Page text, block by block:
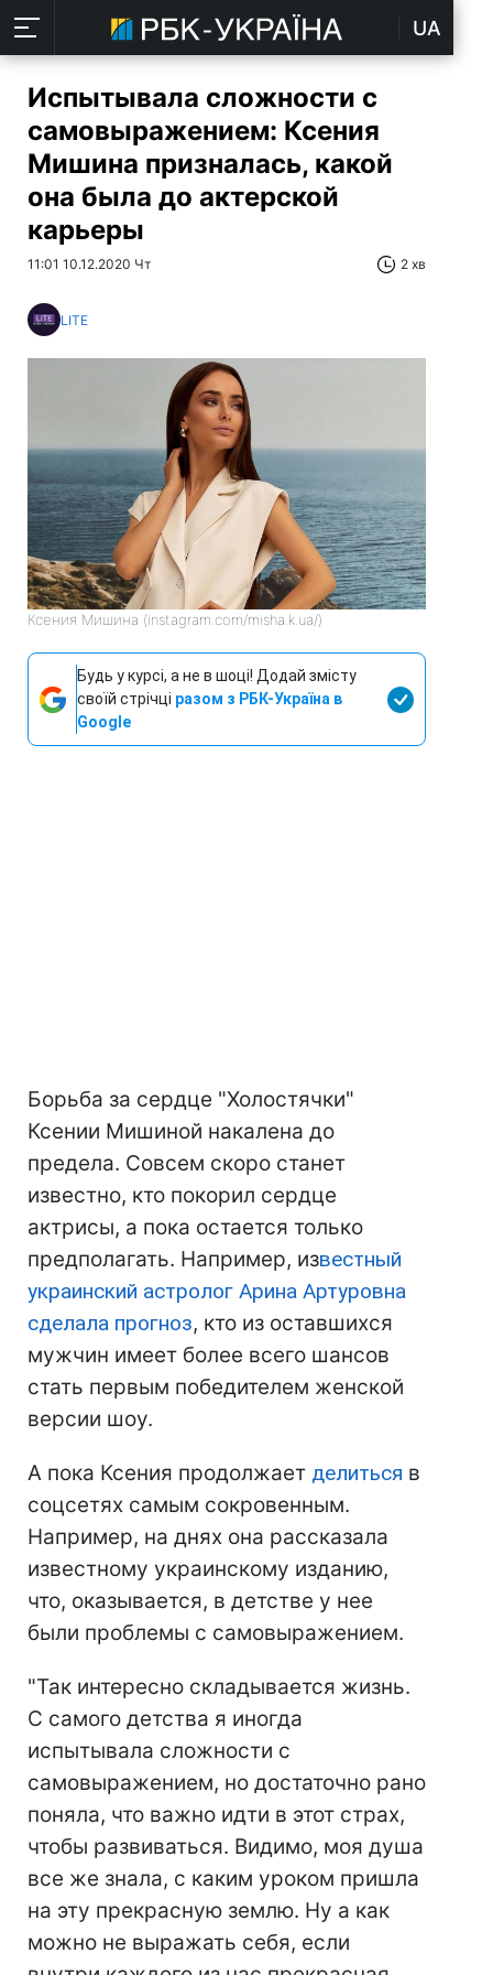
UA
Испытывала сложности с
самовыражением: Ксения
Мишина призналась, какой
она была до актерской
карьеры
11:01 10.12.2020 Чт 2 хв
LITE
Ксения Мишина (instagram.com/misha.k.ua/)
Будь у курсі, а не в шоці! Додай змісту
своїй стрічці разом з РБК-Україна в
Google
Борьба за сердце "Холостячки"
Ксении Мишиной накалена до
предела. Совсем скоро станет
известно, кто покорил сердце
актрисы, а пока остается только
предполагать. Например, известный
украинский астролог Арина Артуровна
сделала прогноз, кто из оставшихся
мужчин имеет более всего шансов
стать первым победителем женской
версии шоу.
А пока Ксения продолжает делиться в
соцсетях самым сокровенным.
Например, на днях она рассказала
известному украинскому изданию,
что, оказывается, в детстве у нее
были проблемы с самовыражением.
"Так интересно складывается жизнь.
С самого детства я иногда
испытывала сложности с
самовыражением, но достаточно рано
поняла, что важно идти в этот страх,
чтобы развиваться. Видимо, моя душа
все же знала, с каким уроком пришла
на эту прекрасную землю. Ну а как
можно не выражать себя, если